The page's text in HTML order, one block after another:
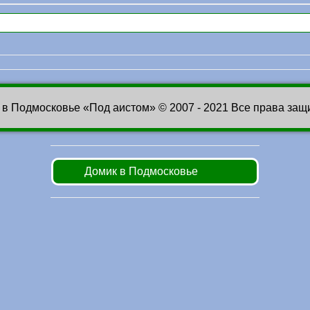
Подмосковье «Под аистом» © 2007 - 2021 Все права
Домик в Подмосковье